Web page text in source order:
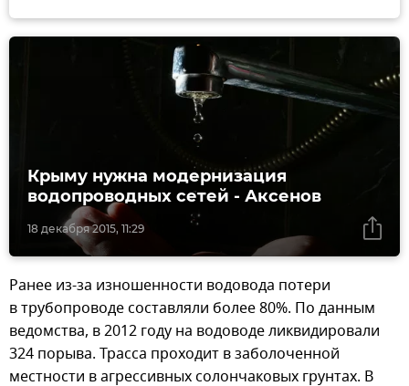
18 декабря 2015, 11:29
Крыму нужна модернизация
водопроводных сетей - Аксенов
Ранее из-за изношенности водовода потери
в трубопроводе составляли более 80%. По данным
ведомства, в 2012 году на водоводе ликвидировали
324 порыва. Трасса проходит в заболоченной
местности в агрессивных солончаковых грунтах. В